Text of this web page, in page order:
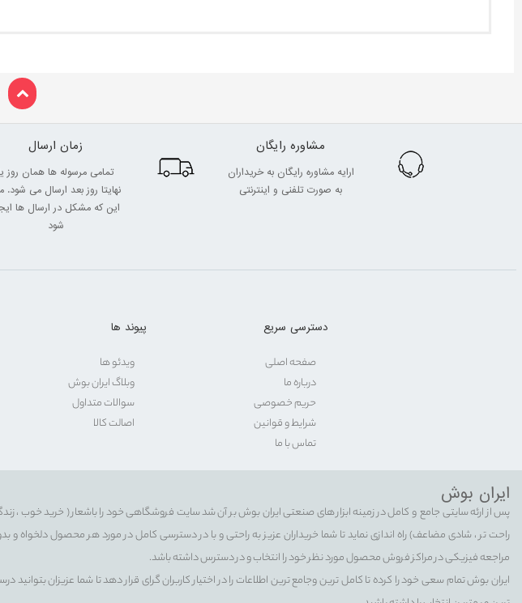
مشاوره رایگان
ارایه مشاوره رایگان به خریداران
به صورت تلفنی و اینترنتی
زمان ارسال
تمامی مرسوله ها همان روز
نهایتا روز بعد ارسال می شود.
این که مشکل در ارسال ها
شود
دسترسی سریع
صفحه اصلی
درباره ما
حریم خصوصی
شرایط و قوانین
تماس با ما
پیوند ها
ویدئو ها
وبلاگ ایران بوش
سوالات متداول
اصالت کالا
ایران بوش
پس از ارئه سایتی جامع و کامل در زمینه ابزار های صنعتی ایران بوش بر آن شد سایت فروشگاهی خود را باشعار ( خرید خوب ،
راحت تر ، شادی مضاعف) راه اندازی نماید تا شما خریداران عزیز به راحتی و با در دسترسی کامل در مورد هر محصول دلخواه و
مراجعه فیزیکی در مراکز فروش محصول مورد نظر خود را انتخاب و در دسترس داشته باشد.
ایران بوش تمام سعی خود را کرده تا کامل ترین وجامع ترین اطلاعات را در اختیار کاربران گرای قرار دهد تا شما عزیزان بتوانید